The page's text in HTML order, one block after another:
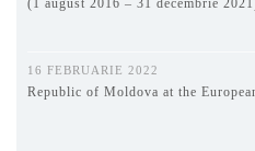
(1 august 2016 – 31 decembrie
16 FEBRUARIE 2022
Republic of Moldova at the